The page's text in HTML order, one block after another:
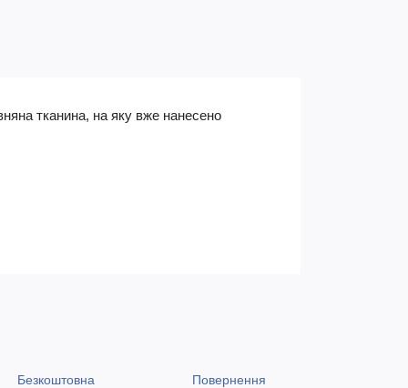
тканина, на яку вже нанесено
Безкоштовна
Повернення